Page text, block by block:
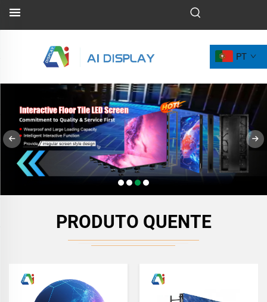
PT
PRODUTO QUENTE